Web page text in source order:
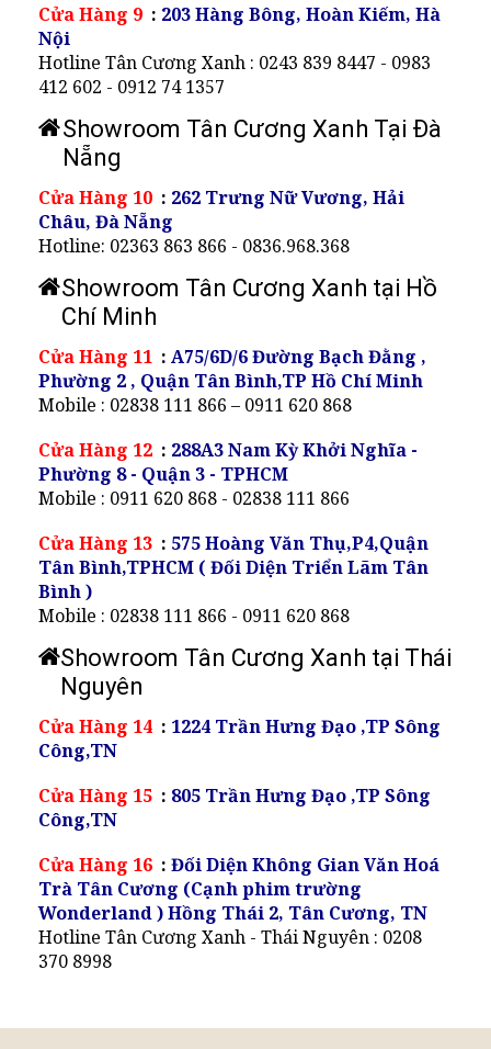
Cửa Hàng 9 : 203 Hàng Bông, Hoàn Kiếm, Hà
Nội
Hotline Tân Cương Xanh : 0243 839 8447 - 0983
412 602 - 0912 74 1357
Showroom Tân Cương Xanh Tại Đà
Nẵng
Cửa Hàng 10 : 262 Trưng Nữ Vương, Hải
Châu, Đà Nẵng
Hotline: 02363 863 866 - 0836.968.368
Showroom Tân Cương Xanh tại Hồ
Chí Minh
Cửa Hàng 11 : A75/6D/6 Đường Bạch Đằng ,
Phường 2 , Quận Tân Bình,TP Hồ Chí Minh
Mobile : 02838 111 866 – 0911 620 868
Cửa Hàng 12 : 288A3 Nam Kỳ Khởi Nghĩa -
Phường 8 - Quận 3 - TPHCM
Mobile : 0911 620 868 - 02838 111 866
Cửa Hàng 13 : 575 Hoàng Văn Thụ,P4,Quận
Tân Bình,TPHCM ( Đối Diện Triển Lãm Tân
Bình )
Mobile : 02838 111 866 - 0911 620 868
Showroom Tân Cương Xanh tại Thái
Nguyên
Cửa Hàng 14 : 1224 Trần Hưng Đạo ,TP Sông
Công,TN
Cửa Hàng 15 : 805 Trần Hưng Đạo ,TP Sông
Công,TN
Cửa Hàng 16 : Đối Diện Không Gian Văn Hoá
Trà Tân Cương (Cạnh phim trường
Wonderland ) Hồng Thái 2, Tân Cương, TN
Hotline Tân Cương Xanh - Thái Nguyên : 0208
370 8998